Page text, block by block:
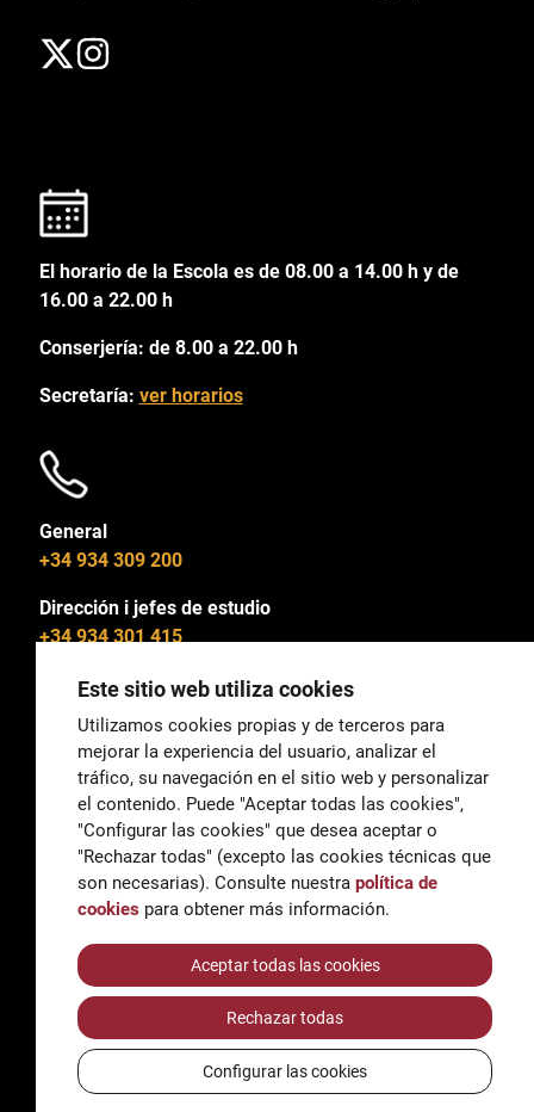
El horario de la Escola es de 08.00 a 14.00 h y de
16.00 a 22.00 h
Conserjería: de 8.00 a 22.00 h
Secretaría: ver horarios
General
+34 934 309 200
Dirección i jefes de estudio
+34 934 301 415
General
correu@escoladeltreball.org
Información
informacio@escoladeltreball.org
Trámites de secretaría
AccessibilidadAviso legal y Política de Privacidad
Política de cookies
Créditos
Este sitio web utiliza cookies
Utilizamos cookies propias y de terceros para
mejorar la experiencia del usuario, analizar el
tráfico, su navegación en el sitio web y personalizar
el contenido. Puede "Aceptar todas las cookies",
"Configurar las cookies" que desea aceptar o
"Rechazar todas" (excepto las cookies técnicas que
son necesarias). Consulte nuestra política de
cookies para obtener más información.
Aceptar todas las cookies
Rechazar todas
Configurar las cookies